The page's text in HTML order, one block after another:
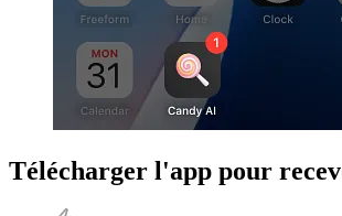
Télécharger l'app pour